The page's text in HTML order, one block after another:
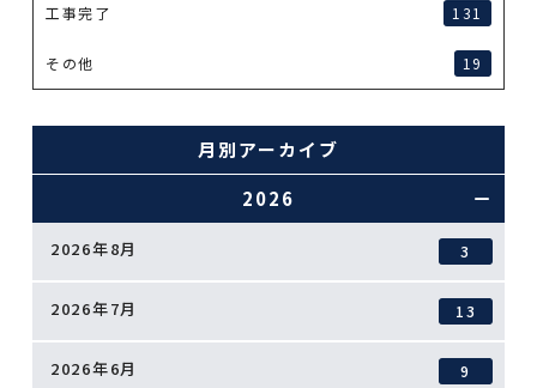
工事完了 131
その他 19
月別アーカイブ
2026
2026年8月 3
2026年7月 13
2026年6月 9